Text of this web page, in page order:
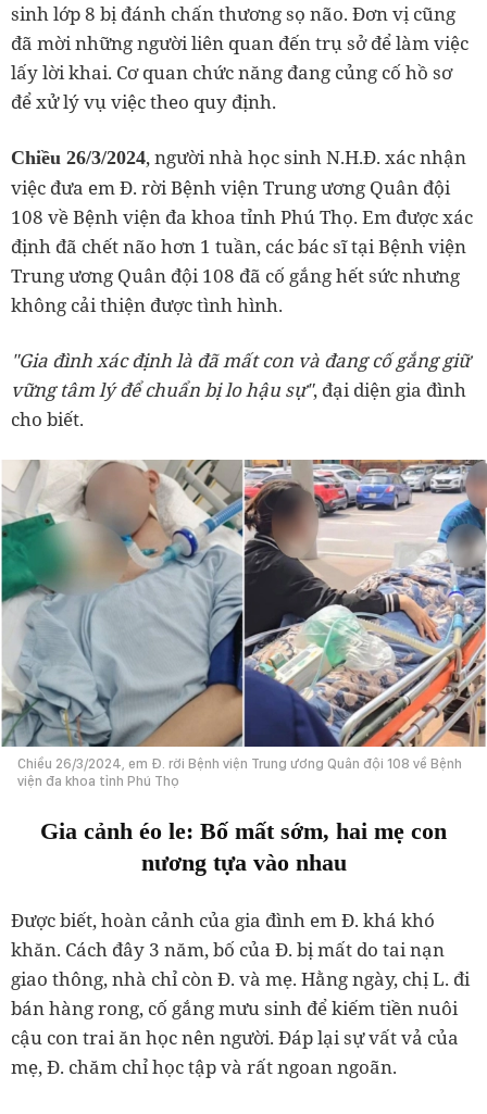
sinh lớp 8 bị đánh chấn thương sọ não. Đơn vị cũng
đã mời những người liên quan đến trụ sở để làm việc
lấy lời khai. Cơ quan chức năng đang củng cố hồ sơ
để xử lý vụ việc theo quy định.
Chiều 26/3/2024, người nhà học sinh N.H.Đ. xác nhận
việc đưa em Đ. rời Bệnh viện Trung ương Quân đội
108 về Bệnh viện đa khoa tỉnh Phú Thọ. Em được xác
định đã chết não hơn 1 tuần, các bác sĩ tại Bệnh viện
Trung ương Quân đội 108 đã cố gắng hết sức nhưng
không cải thiện được tình hình.
"Gia đình xác định là đã mất con và đang cố gắng giữ
vững tâm lý để chuẩn bị lo hậu sự", đại diện gia đình
cho biết.
Chiều 26/3/2024, em Đ. rời Bệnh viện Trung ương Quân đội 108 về Bệnh
viện đa khoa tỉnh Phú Thọ
Gia cảnh éo le: Bố mất sớm, hai mẹ con
nương tựa vào nhau
Được biết, hoàn cảnh của gia đình em Đ. khá khó
khăn. Cách đây 3 năm, bố của Đ. bị mất do tai nạn
giao thông, nhà chỉ còn Đ. và mẹ. Hằng ngày, chị L. đi
bán hàng rong, cố gắng mưu sinh để kiếm tiền nuôi
cậu con trai ăn học nên người. Đáp lại sự vất vả của
mẹ, Đ. chăm chỉ học tập và rất ngoan ngoãn.